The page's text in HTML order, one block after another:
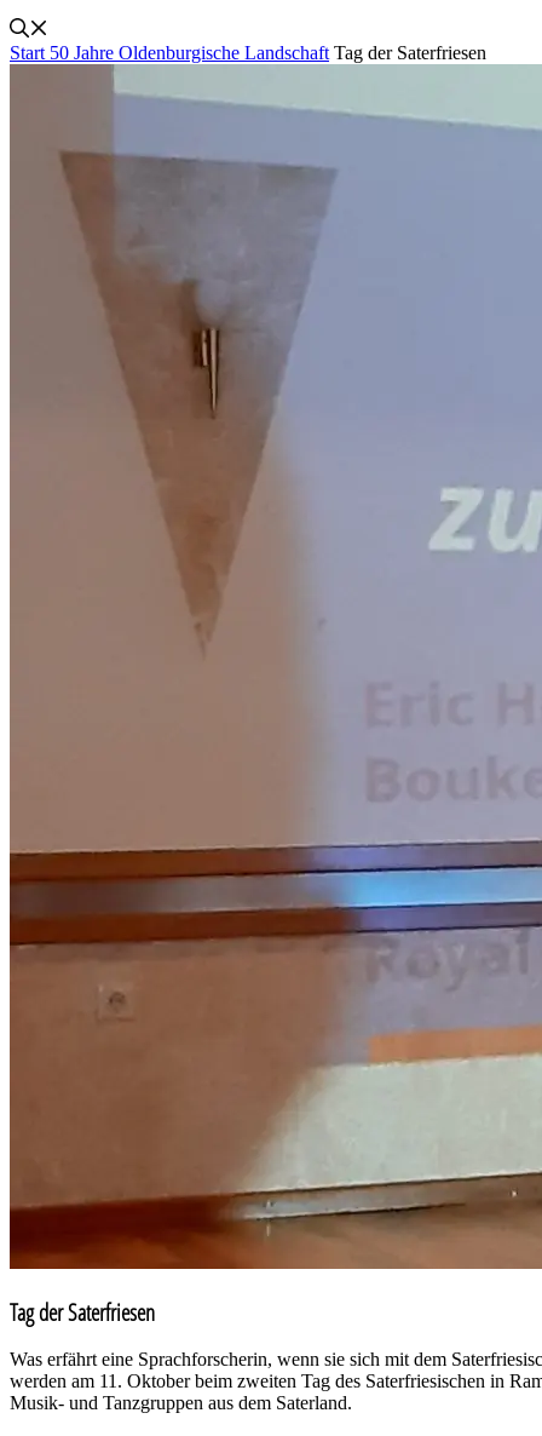
Start 50 Jahre Oldenburgische Landschaft Tag der Saterfriesen
Tag der Saterfriesen
Was erfährt eine Sprachforscherin, wenn sie sich mit dem
werden am 11. Oktober beim zweiten Tag des Saterfriesischen in
Musik- und Tanzgruppen aus dem Saterland.